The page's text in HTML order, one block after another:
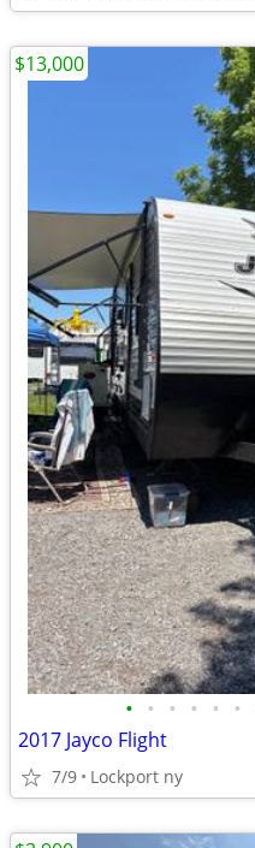
• • • • • •
2017 Jayco Flight
7/9 Lockport ny
$13,000